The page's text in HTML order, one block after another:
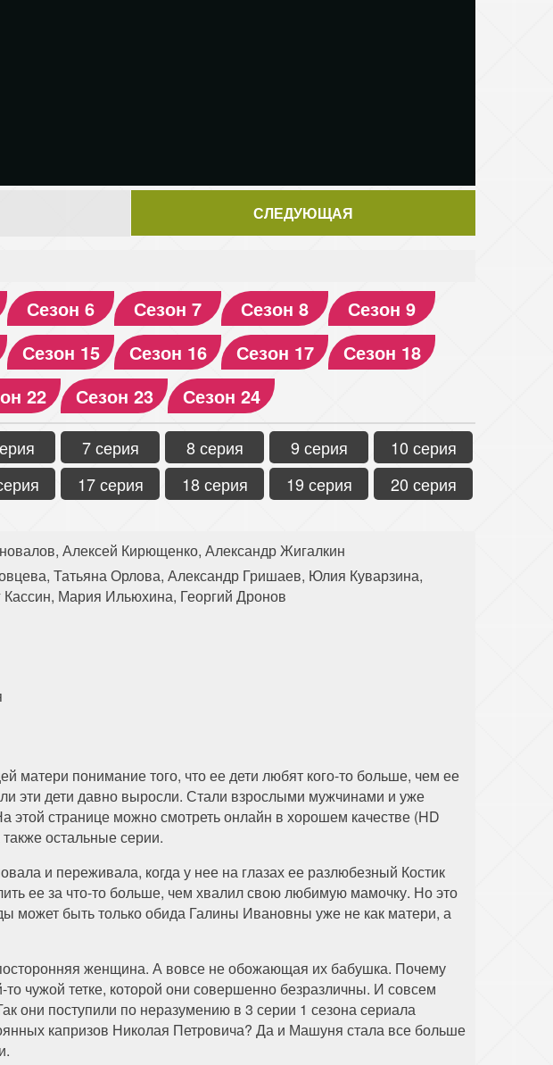
СЛЕДУЮЩАЯ
Сезон 6 Сезон 7 Сезон 8
Сезон 9
Сезон 15 Сезон 16 Сезон 17
Сезон 18
22 Сезон 23 Сезон 24
7 серия 8 серия 9 серия
10 серия
17 серия 18 серия 19 серия 20 серия
Алексей Кирющенко, Александр Жигалкин
Татьяна Орлова, Александр Гришаев, Юлия Куварзина,
Мария Ильюхина, Георгий Дронов
матери понимание того, что ее дети любят кого-то больше, чем ее
эти дети давно выросли. Стали взрослыми мужчинами и уже
этой странице можно смотреть онлайн в хорошем качестве (HD
остальные серии.
и переживала, когда у нее на глазах ее разлюбезный Костик
ее за что-то больше, чем хвалил свою любимую мамочку. Но это
может быть только обида Галины Ивановны уже не как матери, а
женщина. А вовсе не обожающая их бабушка. Почему
чужой тетке, которой они совершенно безразличны. И совсем
они поступили по неразумению в 3 серии 1 сезона сериала
капризов Николая Петровича? Да и Машуня стала все больше